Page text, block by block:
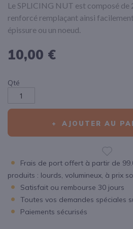
Le SPLICING NUT est composé de
renforcé remplaçant ainsi
épissure ou un noeud.
10,00 €
Qté
AJOUTER AU
Frais de port offert à partir de
produits : lourds, volumineux, à prix
Satisfait ou rembourse 30 jours
Toutes vos demandes spéciales
Paiements sécurisés